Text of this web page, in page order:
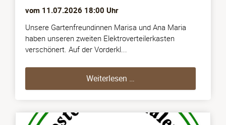
vom 11.07.2026 18:00 Uhr
Unsere Gartenfreundinnen Marisa und Ana Maria
haben unseren zweiten Elektroverteilerkasten
verschönert. Auf der Vorderkl...
Weiterlesen …